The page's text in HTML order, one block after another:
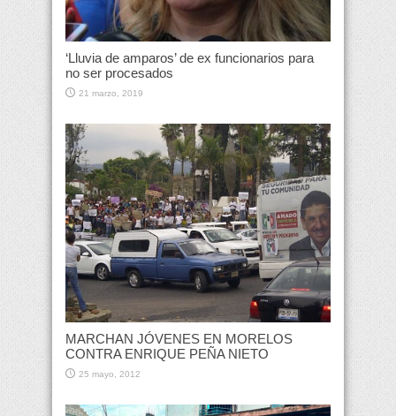
‘Lluvia de amparos’ de ex funcionarios para
no ser procesados
21 marzo, 2019
MARCHAN JÓVENES EN MORELOS
CONTRA ENRIQUE PEÑA NIETO
25 mayo, 2012